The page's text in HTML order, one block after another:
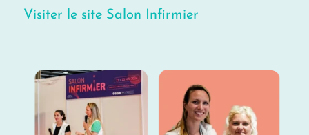
Visiter le site Salon Infirmier